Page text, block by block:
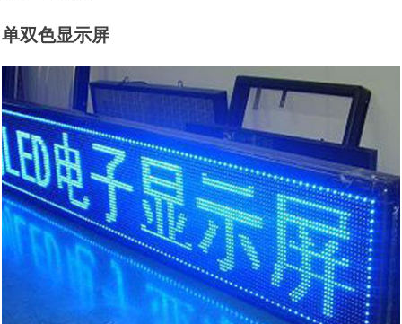
单双色显示屏